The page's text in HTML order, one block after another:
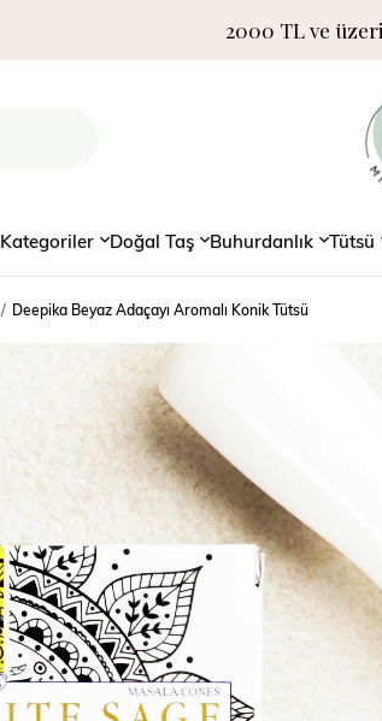
2000 TL ve
Kategoriler Doğal Taş Buhurdanlık Tütsü
Deepika Beyaz Adaçayı Aromalı Konik Tütsü